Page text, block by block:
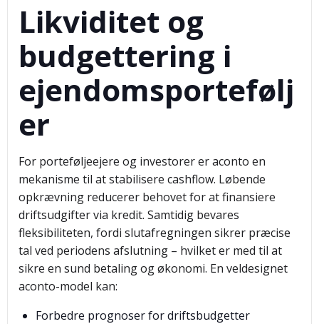
Likviditet og
budgettering i
ejendomsportefølj
er
For porteføljeejere og investorer er aconto en
mekanisme til at stabilisere cashflow. Løbende
opkrævning reducerer behovet for at finansiere
driftsudgifter via kredit. Samtidig bevares
fleksibiliteten, fordi slutafregningen sikrer præcise
tal ved periodens afslutning – hvilket er med til at
sikre en sund betaling og økonomi. En veldesignet
aconto-model kan:
Forbedre prognoser for driftsbudgetter